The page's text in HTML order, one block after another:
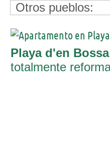
Otros pueblos:
Playa d'en Bossa
totalmente